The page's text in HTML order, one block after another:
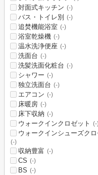
対面式キッチン (-)
バス・トイレ別 (-)
追焚機能浴室 (-)
浴室乾燥機 (-)
温水洗浄便座 (-)
洗面台 (-)
洗髪洗面化粧台 (-)
シャワー (-)
独立洗面台 (-)
エアコン (-)
床暖房 (-)
床下収納 (-)
ウォークインクロゼット (-
ウォークインシューズクロ
(-)
収納豊富 (-)
CS (-)
BS (-)